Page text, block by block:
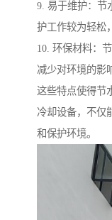
9. 易于维护：节
护工作较为轻松
10. 环保材料：
减少对环境的影
这些特点使得节
冷却设备，不仅
和保护环境。